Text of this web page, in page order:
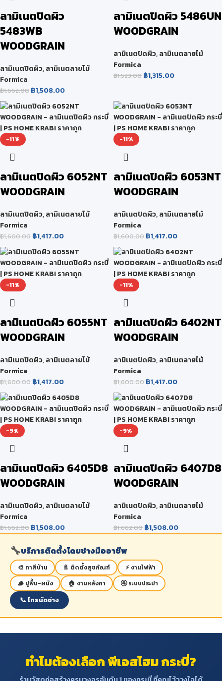
ลามิเนตปิดผิว
5483WB
WOODGRAIN
ลามิเนตปิดผิว,ลามิเนตลายไม้
Formica
฿1,662.00 ฿1,508.00
ลามิเนตปิดผิว 5486UN
WOODGRAIN
ลามิเนตปิดผิว,ลามิเนตลายไม้
Formica
฿1,523.00 ฿1,315.00
-11%
ลามิเนตปิดผิว 6052NT
WOODGRAIN
ลามิเนตปิดผิว,ลามิเนตลายไม้
Formica
฿1,600.00 ฿1,417.00
-11%
ลามิเนตปิดผิว 6053NT
WOODGRAIN
ลามิเนตปิดผิว,ลามิเนตลายไม้
Formica
฿1,600.00 ฿1,417.00
-11%
ลามิเนตปิดผิว 6055NT
WOODGRAIN
ลามิเนตปิดผิว,ลามิเนตลายไม้
Formica
฿1,600.00 ฿1,417.00
-11%
ลามิเนตปิดผิว 6402NT
WOODGRAIN
ลามิเนตปิดผิว,ลามิเนตลายไม้
Formica
฿1,600.00 ฿1,417.00
-9%
ลามิเนตปิดผิว 6405D8
WOODGRAIN
ลามิเนตปิดผิว,ลามิเนตลายไม้
Formica
฿1,662.00 ฿1,508.00
-9%
ลามิเนตปิดผิว 6407D8
WOODGRAIN
ลามิเนตปิดผิว,ลามิเนตลายไม้
Formica
฿1,662.00 ฿1,508.00
🔧บริการติดตั้งโดยช่างมืออาชีพ
🎨 ทาสีบ้าน 🚿 ติดตั้งสุขภัณฑ์
⚡ งานไฟฟ้า
🪵 ปูพื้น-ผนัง
🏠 งานหลังคา 🚰 ระบบประปา
📞 โทรนัดช่าง
ทำไมต้องเลือก พีเอสโฮม กระบี่?